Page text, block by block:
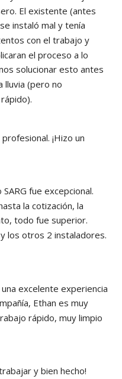
El existente (antes
instaló mal y tenía
con el trabajo y
el proceso a lo
solucionar esto antes
lluvia (pero no
¡Hizo un
SARG fue excepcional.
la cotización, la
todo fue superior.
los otros 2 instaladores.
excelente experiencia
Ethan es muy
rápido, muy limpio
y bien hecho!